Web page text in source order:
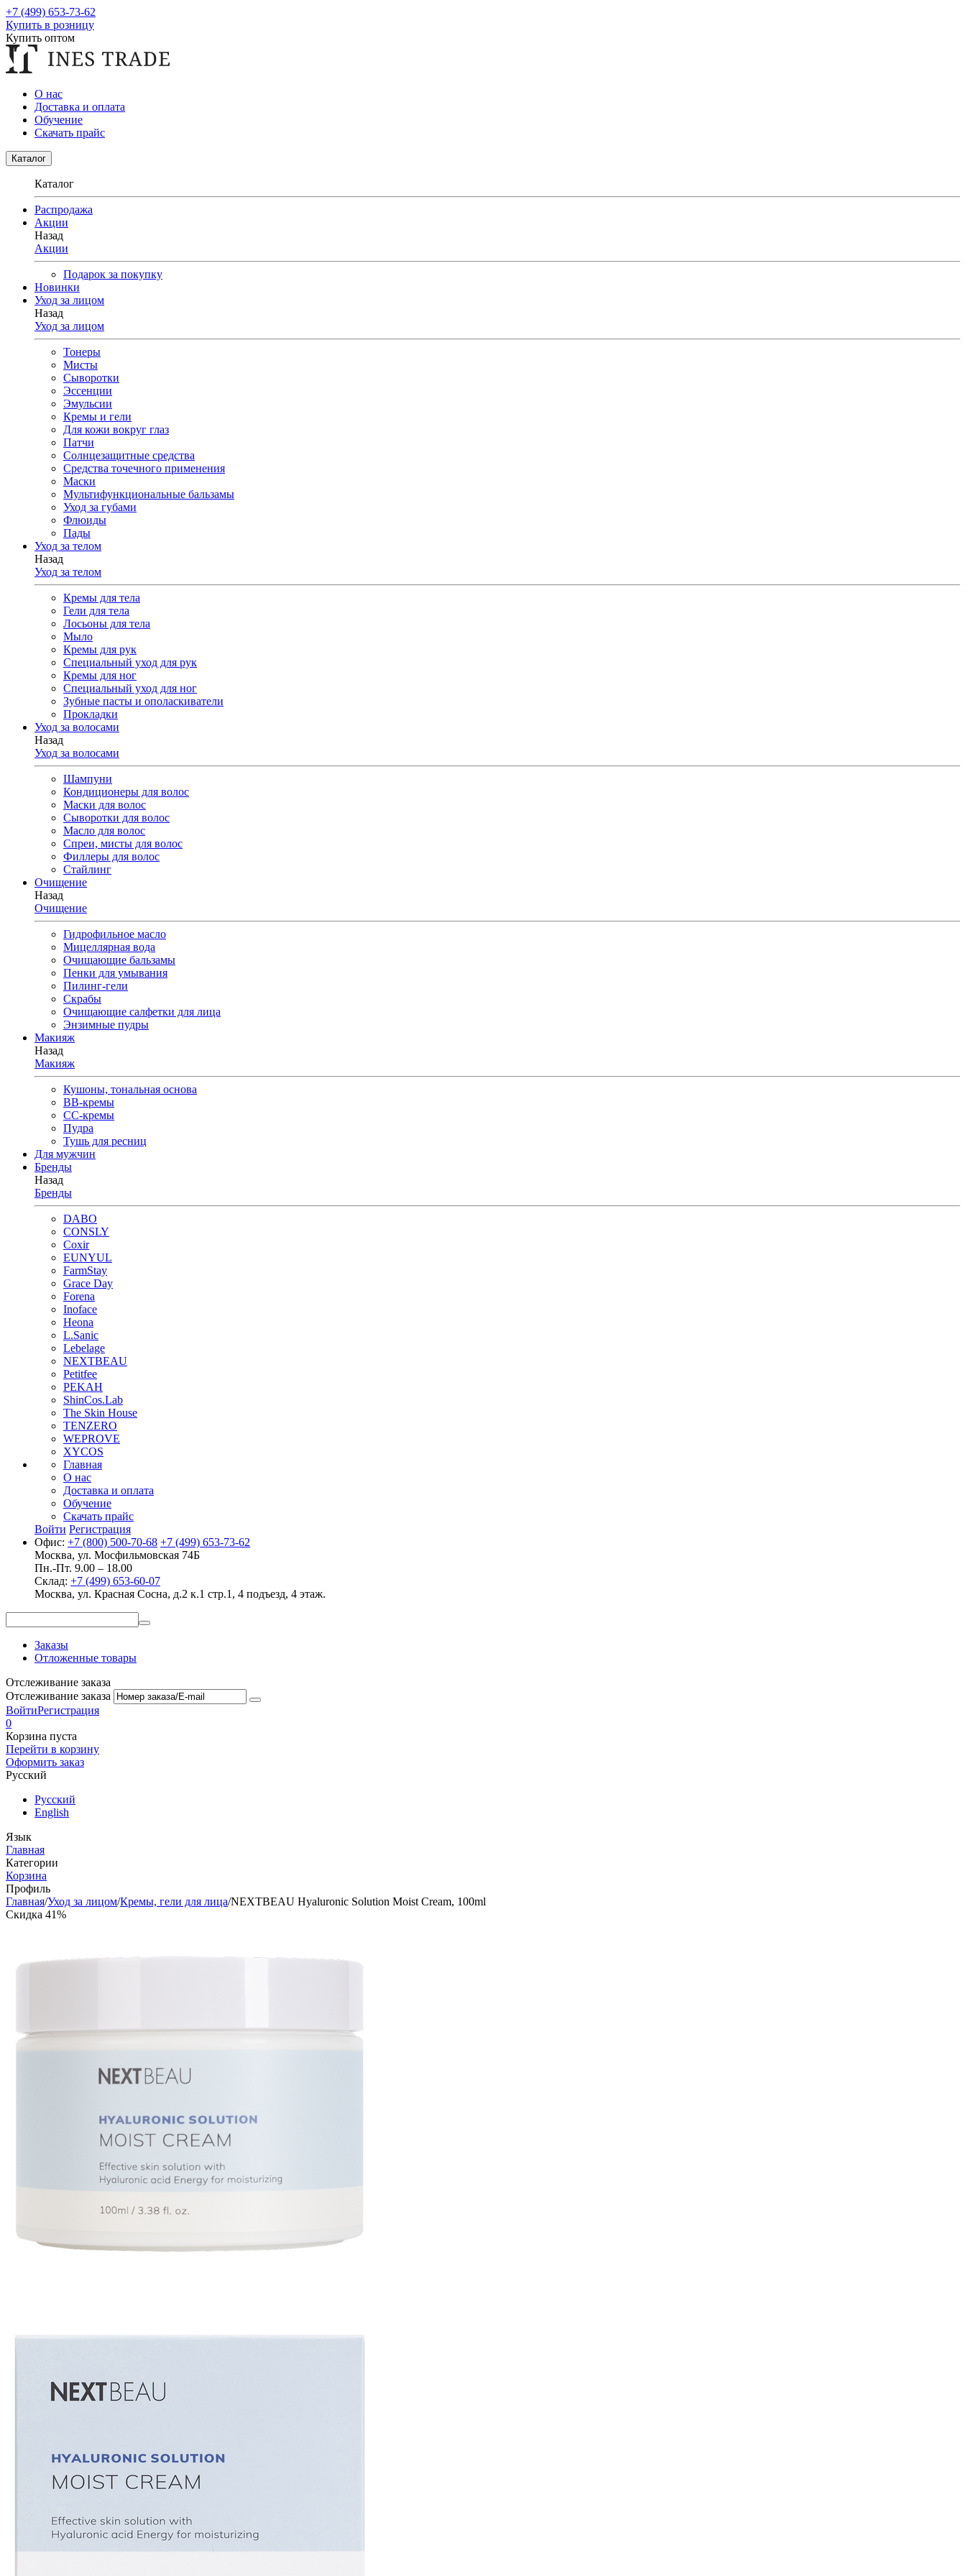
+7 (499) 653-73-62
Купить в розницу
Купить оптом
О нас
Доставка и оплата
Обучение
Скачать прайс
Каталог
Каталог
Распродажа
Акции
Назад
Акции
Подарок за покупку
Новинки
Уход за лицом
Назад
Уход за лицом
Тонеры
Мисты
Сыворотки
Эссенции
Эмульсии
Кремы и гели
Для кожи вокруг глаз
Патчи
Солнцезащитные средства
Средства точечного применения
Маски
Мультифункциональные бальзамы
Уход за губами
Флюиды
Пады
Уход за телом
Назад
Уход за телом
Кремы для тела
Гели для тела
Лосьоны для тела
Мыло
Кремы для рук
Специальный уход для рук
Кремы для ног
Специальный уход для ног
Зубные пасты и ополаскиватели
Прокладки
Уход за волосами
Назад
Уход за волосами
Шампуни
Кондиционеры для волос
Маски для волос
Сыворотки для волос
Масло для волос
Спреи, мисты для волос
Филлеры для волос
Стайлинг
Очищение
Назад
Очищение
Гидрофильное масло
Мицеллярная вода
Очищающие бальзамы
Пенки для умывания
Пилинг-гели
Скрабы
Очищающие салфетки для лица
Энзимные пудры
Макияж
Назад
Макияж
Кушоны, тональная основа
BB-кремы
CC-кремы
Пудра
Тушь для ресниц
Для мужчин
Бренды
Назад
Бренды
DABO
CONSLY
Coxir
EUNYUL
FarmStay
Grace Day
Forena
Inoface
Heona
L.Sanic
Lebelage
NEXTBEAU
Petitfee
PEKAH
ShinCos.Lab
The Skin House
TENZERO
WEPROVE
XYCOS
Главная
О нас
Доставка и оплата
Обучение
Скачать прайс
Войти Регистрация
Офис: +7 (800) 500-70-68 +7 (499) 653-73-62
Москва, ул. Мосфильмовская 74Б
Пн.-Пт. 9.00 – 18.00
Склад: +7 (499) 653-60-07
Москва, ул. Красная Сосна, д.2 к.1 стр.1, 4 подъезд, 4 этаж.
Заказы
Отложенные товары
Отслеживание заказа
Отслеживание заказа
ВойтиРегистрация
0
Корзина пуста
Перейти в корзину
Оформить заказ
Русский
Русский
English
Язык
Главная
Категории
Корзина
Профиль
Главная/Уход за лицом/Кремы, гели для лица/NEXTBEAU Hyaluronic Solution Moist Cream, 100ml
Скидка 41%